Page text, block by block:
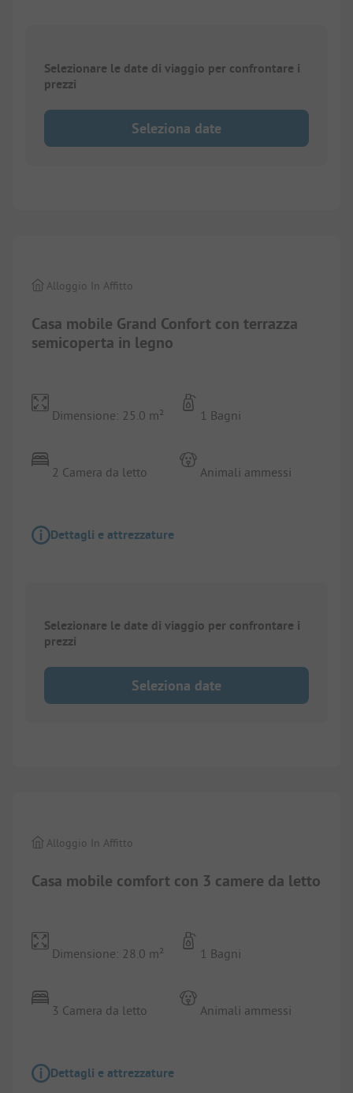
Selezionare le date di viaggio per confrontare i
prezzi
Seleziona date
Casa mobile Grand Confort con terrazza
semicoperta in legno
Alloggio In Affitto
Dimensione: 25.0 m²
2 Camera da letto
1 Bagni
Animali ammessi
Dettagli e attrezzature
Selezionare le date di viaggio per confrontare i
prezzi
Seleziona date
Casa mobile comfort con 3 camere da letto
Alloggio In Affitto
Dimensione: 28.0 m²
3 Camera da letto
1 Bagni
Animali ammessi
Dettagli e attrezzature